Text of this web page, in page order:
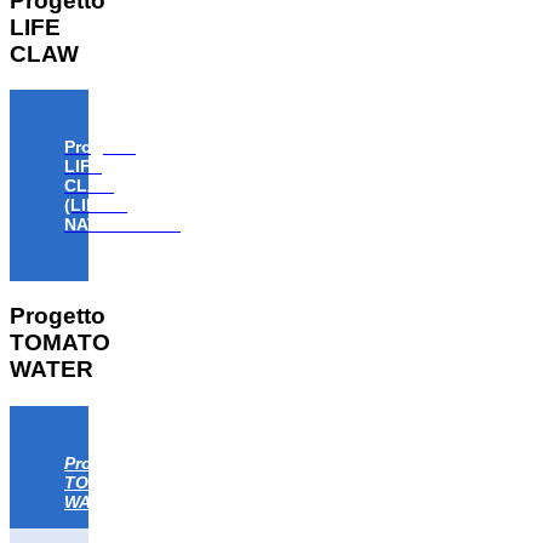
LIFE
CLAW
Progetto
LIFE
CLAW
(LIFE18
NAT/IT/000806)
Progetto
TOMATO
WATER
Progetto
TOMATO
WATER